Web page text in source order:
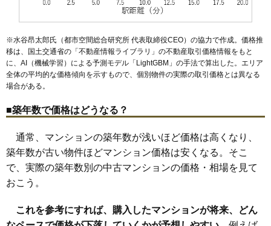
※水谷昂太郎氏（都市空間総合研究所 代表取締役CEO）の協力で作成。価格推
移は、国土交通省の「不動産情報ライブラリ 」の不動産取引価格情報をもと
に、AI（機械学習）による予測モデル「LightGBM」の手法で算出した。エリア
全体の平均的な価格傾向を示すもので、個別物件の実際の取引価格とは異なる
場合がある。
■築年数で価格はどうなる？
通常、マンションの築年数が浅いほど価格は高くなり、
築年数が古い物件ほどマンション価格は安くなる。そこ
で、実際の築年数別の中古マンションの価格・相場を見て
おこう。
これを参考にすれば、購入したマンションが将来、どん